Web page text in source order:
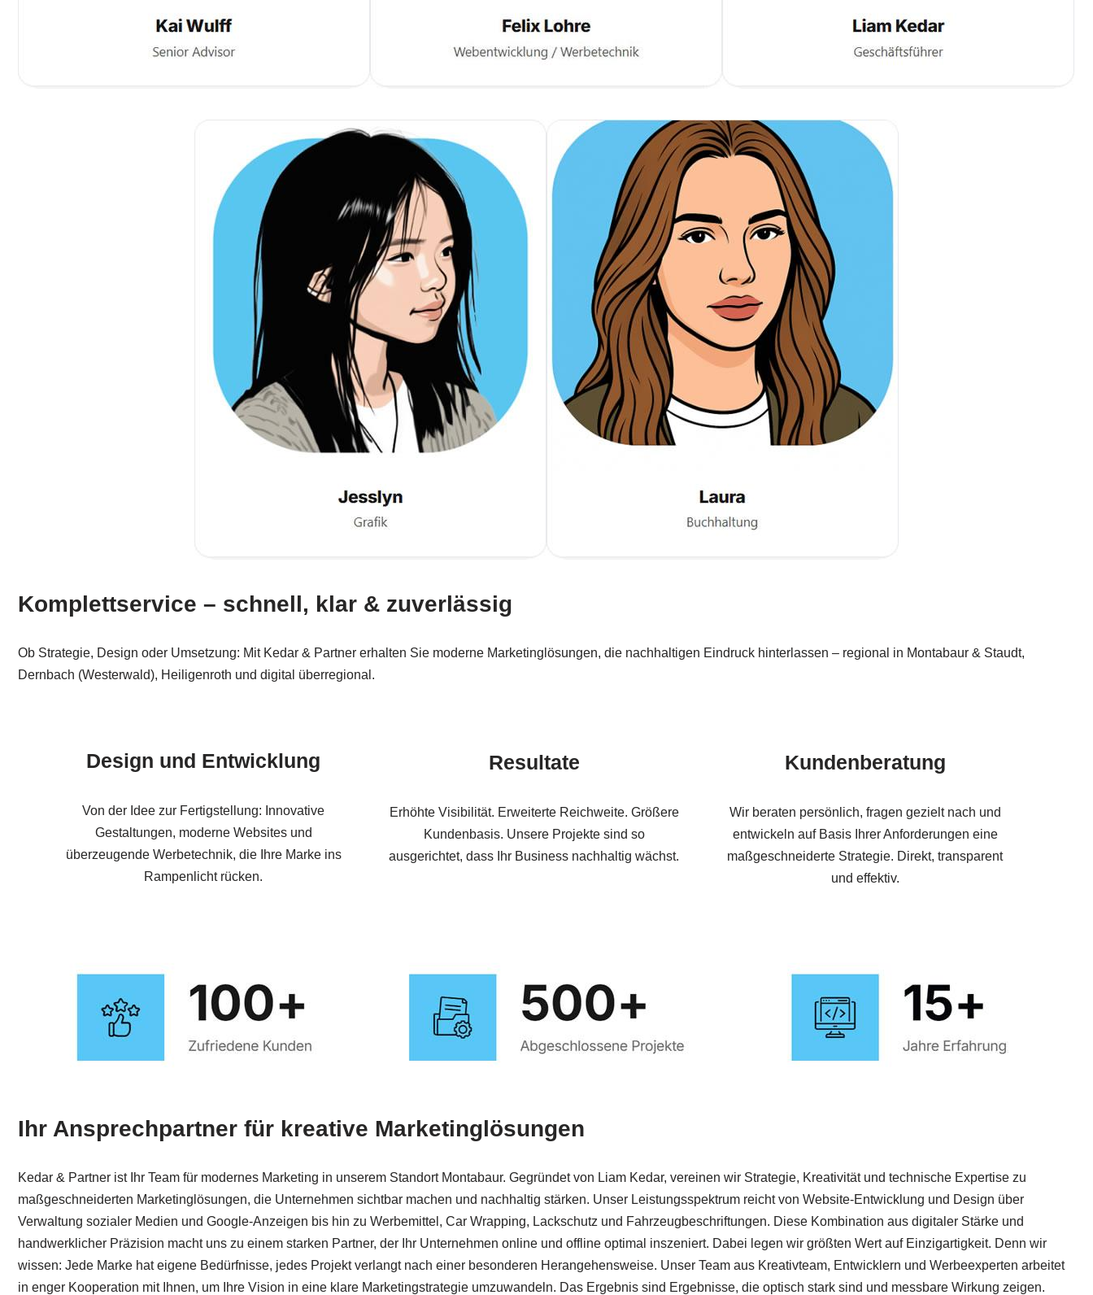
Komplettservice – schnell, klar & zuverlässig
Ob Strategie, Design oder Umsetzung: Mit Kedar & Partner erhalten Sie moderne Marketinglösungen, die nachhaltigen Eindruck hinterlassen – regional in Montabaur & Staudt,
Dernbach (Westerwald), Heiligenroth und digital überregional.
Design und Entwicklung
Von der Idee zur Fertigstellung: Innovative
Gestaltungen, moderne Websites und
überzeugende Werbetechnik, die Ihre Marke ins
Rampenlicht rücken.
Resultate
Erhöhte Visibilität. Erweiterte Reichweite. Größere
Kundenbasis. Unsere Projekte sind so
ausgerichtet, dass Ihr Business nachhaltig wächst.
Kundenberatung
Wir beraten persönlich, fragen gezielt nach und
entwickeln auf Basis Ihrer Anforderungen eine
maßgeschneiderte Strategie. Direkt, transparent
und effektiv.
Ihr Ansprechpartner für kreative Marketinglösungen
Kedar & Partner ist Ihr Team für modernes Marketing in unserem Standort Montabaur. Gegründet von Liam Kedar, vereinen wir Strategie, Kreativität und technische Expertise zu
maßgeschneiderten Marketinglösungen, die Unternehmen sichtbar machen und nachhaltig stärken. Unser Leistungsspektrum reicht von Website-Entwicklung und Design über
Verwaltung sozialer Medien und Google-Anzeigen bis hin zu Werbemittel, Car Wrapping, Lackschutz und Fahrzeugbeschriftungen. Diese Kombination aus digitaler Stärke und
handwerklicher Präzision macht uns zu einem starken Partner, der Ihr Unternehmen online und offline optimal inszeniert. Dabei legen wir größten Wert auf Einzigartigkeit. Denn wir
wissen: Jede Marke hat eigene Bedürfnisse, jedes Projekt verlangt nach einer besonderen Herangehensweise. Unser Team aus Kreativteam, Entwicklern und Werbeexperten arbeitet
in enger Kooperation mit Ihnen, um Ihre Vision in eine klare Marketingstrategie umzuwandeln. Das Ergebnis sind Ergebnisse, die optisch stark sind und messbare Wirkung zeigen.